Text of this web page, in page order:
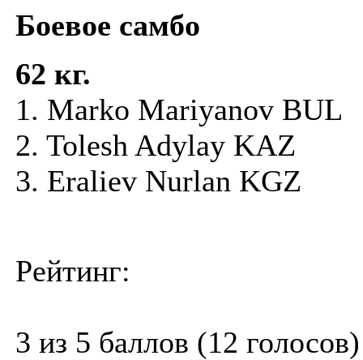
Боевое самбо
62 кг.
1. Marko Mariyanov BUL
2. Tolesh Adylay KAZ
3. Eraliev Nurlan KGZ
Рейтинг:
3 из 5 баллов (12 голосов)